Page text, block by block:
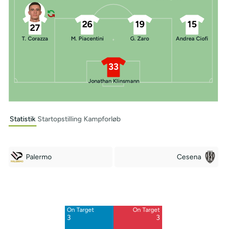
33
Jonathan Klinsmann
27
T. Corazza
26
M. Piacentini
19
G. Zaro
15
Andrea Ciofi
Statistik Startopstilling Kampforløb
Palermo Cesena
On Target
3
On Target
3